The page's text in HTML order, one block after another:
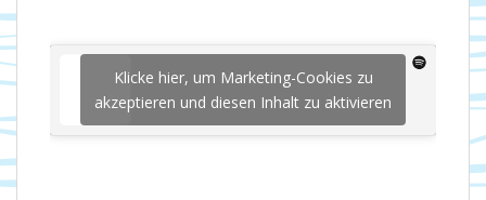
Klicke hier, um Marketing-Cookies zu
akzeptieren und diesen Inhalt zu aktivieren